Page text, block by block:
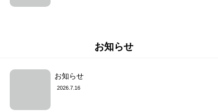
お知らせ
お知らせ
2026.7.16